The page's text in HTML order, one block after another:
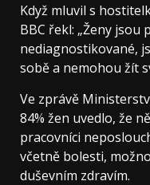
Když mluvil s
BBC řekl: „Ženy
nediagnostikované,
sobě a nemohou žít
Ve zprávě
84% žen uvedlo, že
pracovníci
včetně bolesti,
duševním zdravím.